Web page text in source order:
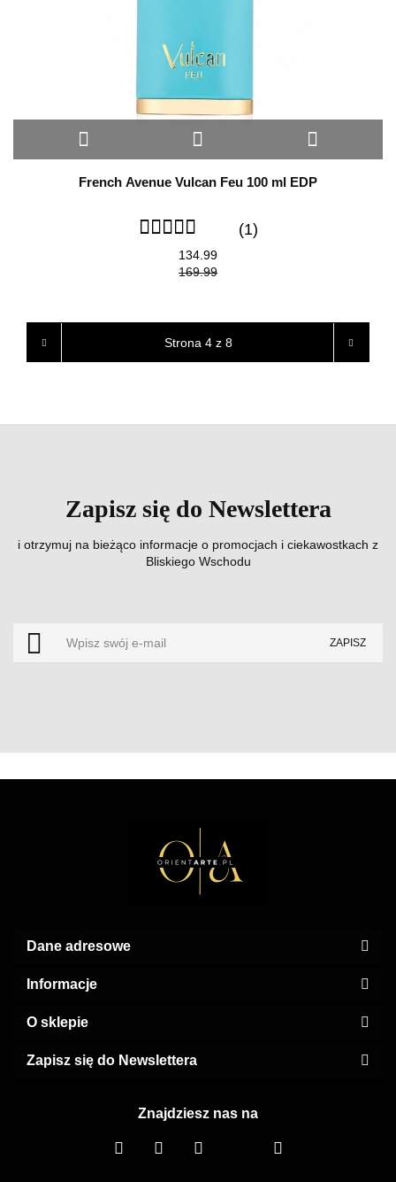
French Avenue Vulcan Feu 100 ml EDP
(1)
134.99
169.99
Zapisz się do Newslettera
i otrzymuj na bieżąco informacje o promocjach i ciekawostkach z
Bliskiego Wschodu
Dane adresowe
Informacje
O sklepie
Zapisz się do Newslettera
Znajdziesz nas na